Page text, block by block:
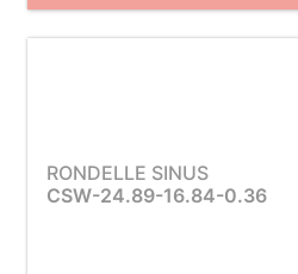
RONDELLE SINUS
CSW-24.89-16.84-0.36